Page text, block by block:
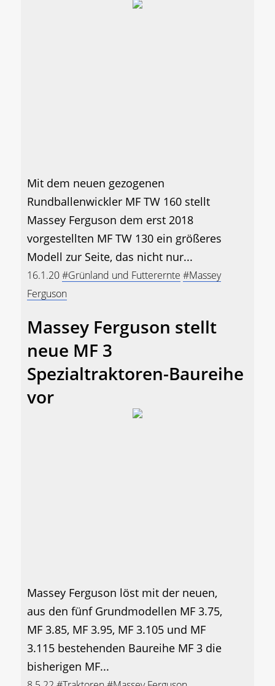
Mit dem neuen gezogenen
Rundballenwickler MF TW 160 stellt
Massey Ferguson dem erst 2018
vorgestellten MF TW 130 ein größeres
Modell zur Seite, das nicht nur...
16.1.20#Grünland und Futterernte #Massey
Ferguson
Massey Ferguson stellt
neue MF 3
Spezialtraktoren-Baureihe
vor
Massey Ferguson löst mit der neuen,
aus den fünf Grundmodellen MF 3.75,
MF 3.85, MF 3.95, MF 3.105 und MF
3.115 bestehenden Baureihe MF 3 die
bisherigen MF...